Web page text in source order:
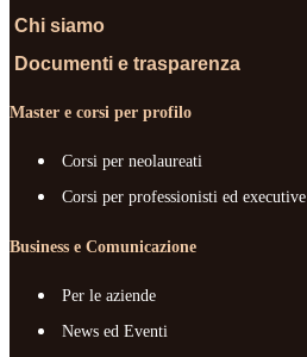
Chi siamo
Documenti e trasparenza
Master e corsi per profilo
Corsi per neolaureati
Corsi per professionisti ed executive
Business e Comunicazione
Per le aziende
News ed Eventi